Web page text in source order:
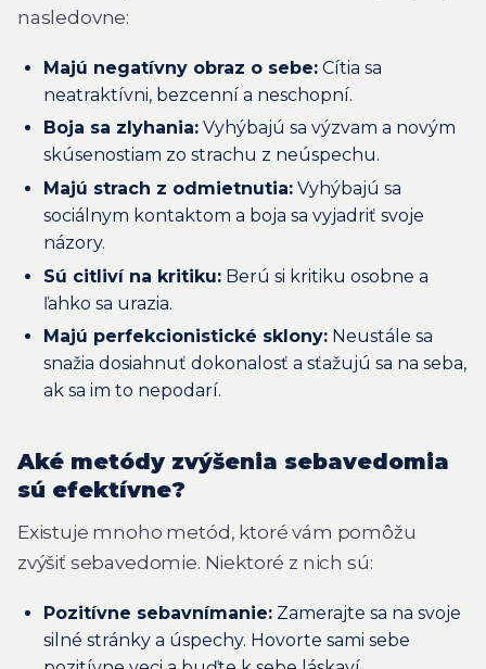
nasledovne:
Majú negatívny obraz o sebe: Cítia sa
neatraktívni, bezcenní a neschopní.
Boja sa zlyhania: Vyhýbajú sa výzvam a novým
skúsenostiam zo strachu z neúspechu.
Majú strach z odmietnutia: Vyhýbajú sa
sociálnym kontaktom a boja sa vyjadriť svoje
názory.
Sú citliví na kritiku: Berú si kritiku osobne a
ľahko sa urazia.
Majú perfekcionistické sklony: Neustále sa
snažia dosiahnuť dokonalosť a sťažujú sa na seba,
ak sa im to nepodarí.
Aké metódy zvýšenia sebavedomia
sú efektívne?
Existuje mnoho metód, ktoré vám pomôžu
zvýšiť sebavedomie. Niektoré z nich sú:
Pozitívne sebavnímanie: Zamerajte sa na svoje
silné stránky a úspechy. Hovorte sami sebe